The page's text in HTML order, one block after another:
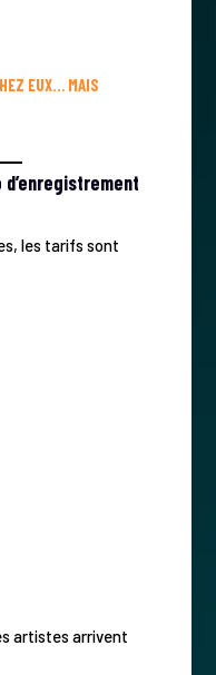
EUX… MAIS
les tarifs sont
artistes arrivent